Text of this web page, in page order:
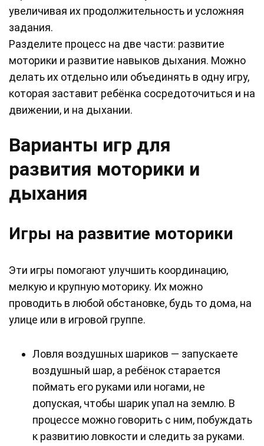
увеличивая их продолжительность и усложняя
задания.
Разделите процесс на две части: развитие
моторики и развитие навыков дыхания. Можно
делать их отдельно или объединять в одну игру,
которая заставит ребёнка сосредоточиться и на
движении, и на дыхании.
Варианты игр для
развития моторики и
дыхания
Игры на развитие моторики
Эти игры помогают улучшить координацию,
мелкую и крупную моторику. Их можно
проводить в любой обстановке, будь то дома, на
улице или в игровой группе.
Ловля воздушных шариков — запускаете
воздушный шар, а ребёнок старается
поймать его руками или ногами, не
допуская, чтобы шарик упал на землю. В
процессе можно говорить с ним, побуждать
к развитию ловкости и следить за руками.